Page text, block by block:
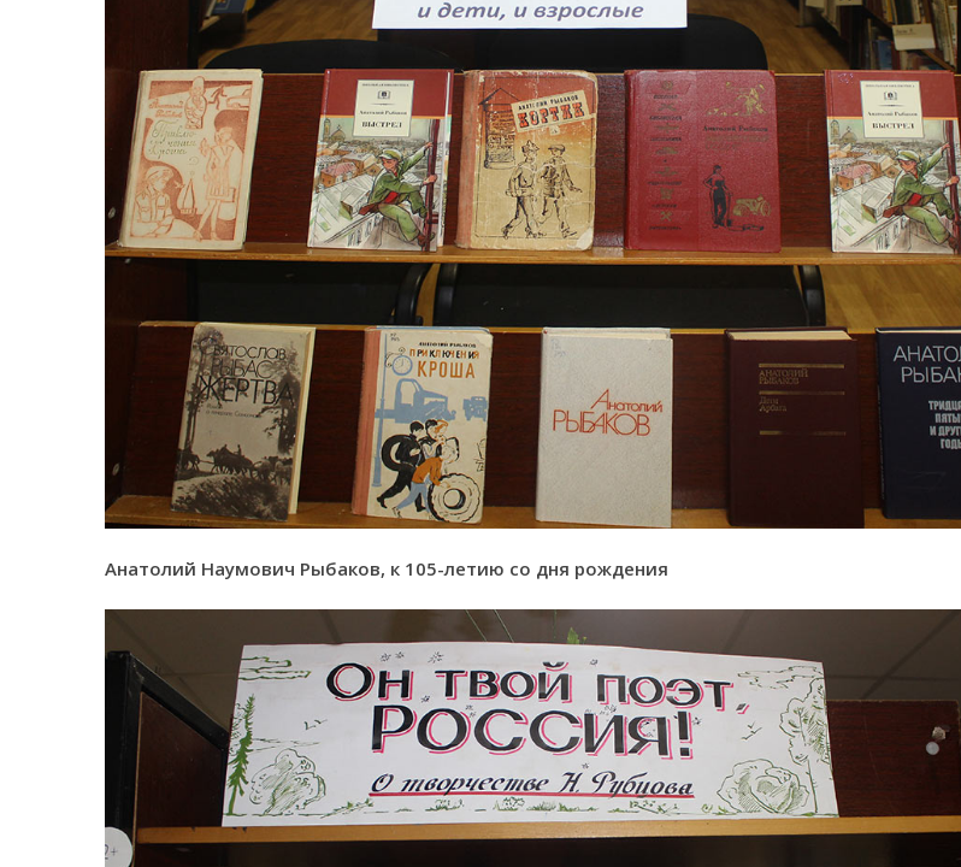
Анатолий Наумович Рыбаков, к 105-летию со дня рождения